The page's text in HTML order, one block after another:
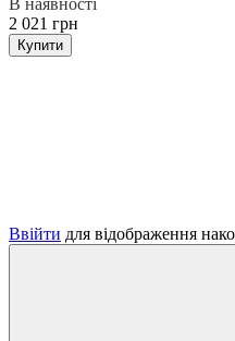
2 021 грн
Купити
Ввійти для відображення